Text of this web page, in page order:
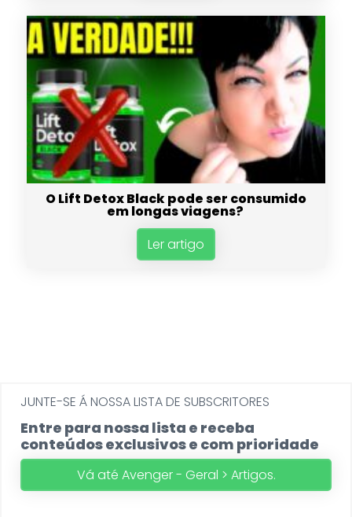
O Lift Detox Black pode ser consumido
em longas viagens?
Ler artigo
JUNTE-SE Á NOSSA LISTA DE SUBSCRITORES
Entre para nossa lista e receba
conteúdos exclusivos e com prioridade
Vá até Avenger - Geral > Artigos.